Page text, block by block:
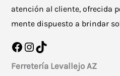
atención al cliente, ofrecida
mente dispuesto a brindar
Facebook
Instagram
TikTok
Ferretería Levallejo AZ